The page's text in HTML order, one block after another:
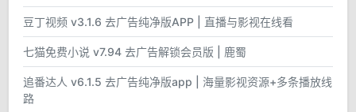
豆丁视频 v3.1.6 去广告纯净版APP | 直播与影视在线看
七猫免费小说 v7.94 去广告解锁会员版 | 鹿蜀
追番达人 v6.1.5 去广告纯净版app | 海量影视资源+多条播放线
路